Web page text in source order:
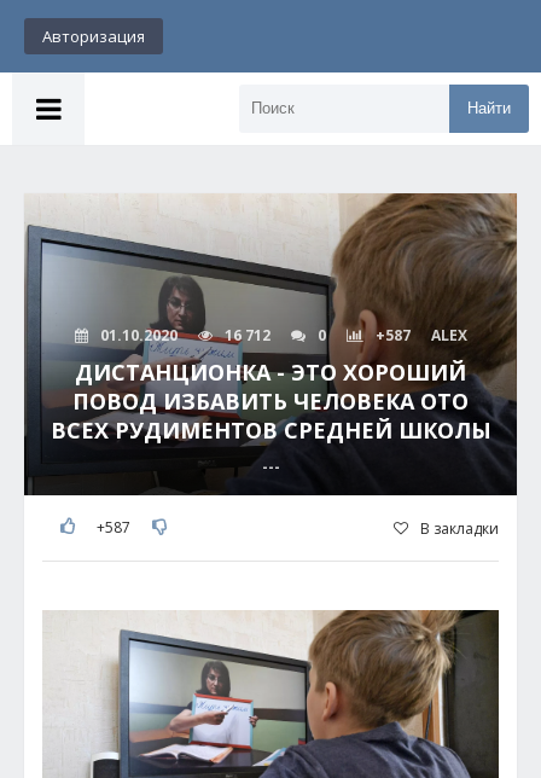
Авторизация
Найти
01.10.2020 16 712 0 +587 ALEX
ДИСТАНЦИОНКА - ЭТО ХОРОШИЙ
ПОВОД ИЗБАВИТЬ ЧЕЛОВЕКА ОТО
ВСЕХ РУДИМЕНТОВ СРЕДНЕЙ ШКОЛЫ
---
+587 В закладки